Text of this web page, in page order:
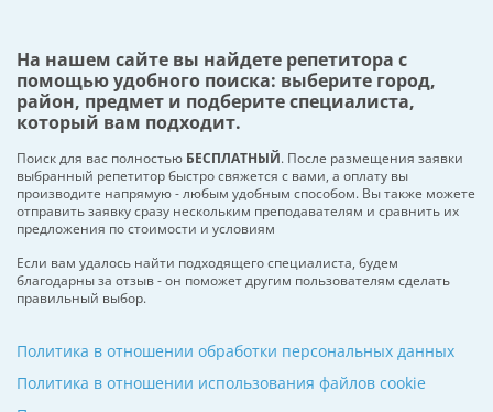
На нашем сайте вы найдете репетитора с
помощью удобного поиска: выберите город,
район, предмет и подберите специалиста,
который вам подходит.
Поиск для вас полностью БЕСПЛАТНЫЙ. После размещения заявки
выбранный репетитор быстро свяжется с вами, а оплату вы
производите напрямую - любым удобным способом. Вы также можете
отправить заявку сразу нескольким преподавателям и сравнить их
предложения по стоимости и условиям
Если вам удалось найти подходящего специалиста, будем
благодарны за отзыв - он поможет другим пользователям сделать
правильный выбор.
Политика в отношении обработки персональных данных
Политика в отношении использования файлов cookie